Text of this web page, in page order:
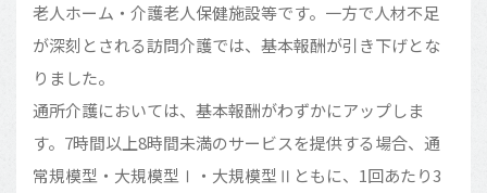
老人ホーム・介護老人保健施設等です。一方で人材不足
が深刻とされる訪問介護では、基本報酬が引き下げとな
りました。
通所介護においては、基本報酬がわずかにアップしま
す。7時間以上8時間未満のサービスを提供する場合、通
常規模型・大規模型Ⅰ・大規模型Ⅱともに、1回あたり3